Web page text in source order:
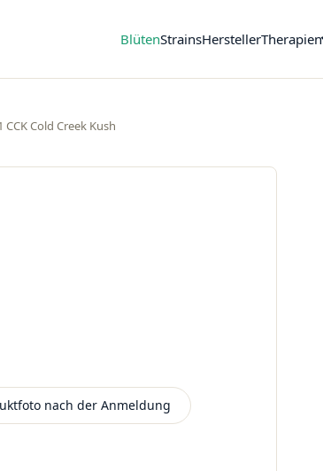
BlütenStrainsHerstellerTherapien
CCK Cold Creek Kush
nach der Anmeldung